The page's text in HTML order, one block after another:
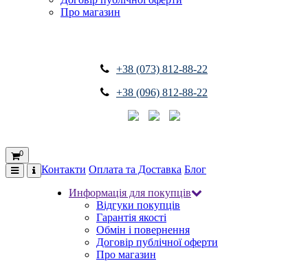
Про магазин
+38 (073) 812-88-22
+38 (096) 812-88-22
0
Контакти Оплата та Доставка Блог
Информація для покупців
Відгуки покупців
Гарантія якості
Обмін і повернення
Договір публічної оферти
Про магазин